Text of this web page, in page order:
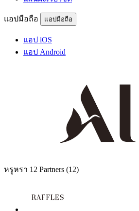
แอปมือถือ แอปมือถือ
แอป iOS
แอป Android
หรูหรา 12 Partners (12)